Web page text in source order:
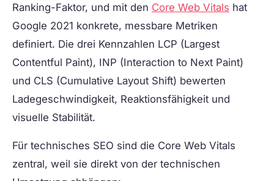
Ranking-Faktor, und mit den Core Web Vitals hat
Google 2021 konkrete, messbare Metriken
definiert. Die drei Kennzahlen LCP (Largest
Contentful Paint), INP (Interaction to Next Paint)
und CLS (Cumulative Layout Shift) bewerten
Ladegeschwindigkeit, Reaktionsfähigkeit und
visuelle Stabilität.
Für technisches SEO sind die Core Web Vitals
zentral, weil sie direkt von der technischen